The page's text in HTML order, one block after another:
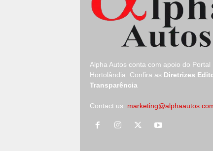
Alpha Autos conta com apoio do Portal
Hortolândia.
Confira as Diretrizes
Transparência
Contact us: